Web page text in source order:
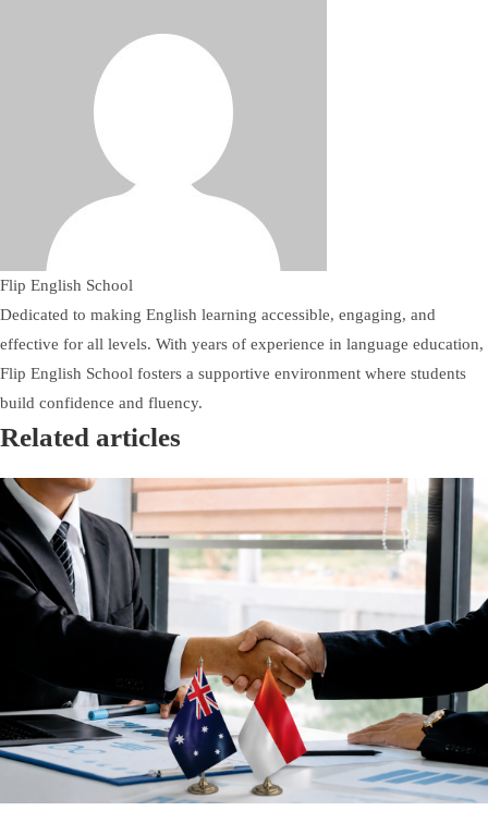
Flip English School
Dedicated to making English learning accessible, engaging, and
effective for all levels. With years of experience in language education,
Flip English School fosters a supportive environment where students
build confidence and fluency.
Related articles